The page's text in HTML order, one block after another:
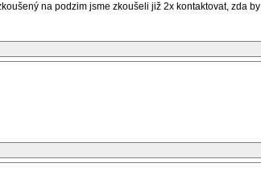
na podzim jsme zkoušeli již 2x kontaktovat, zda by